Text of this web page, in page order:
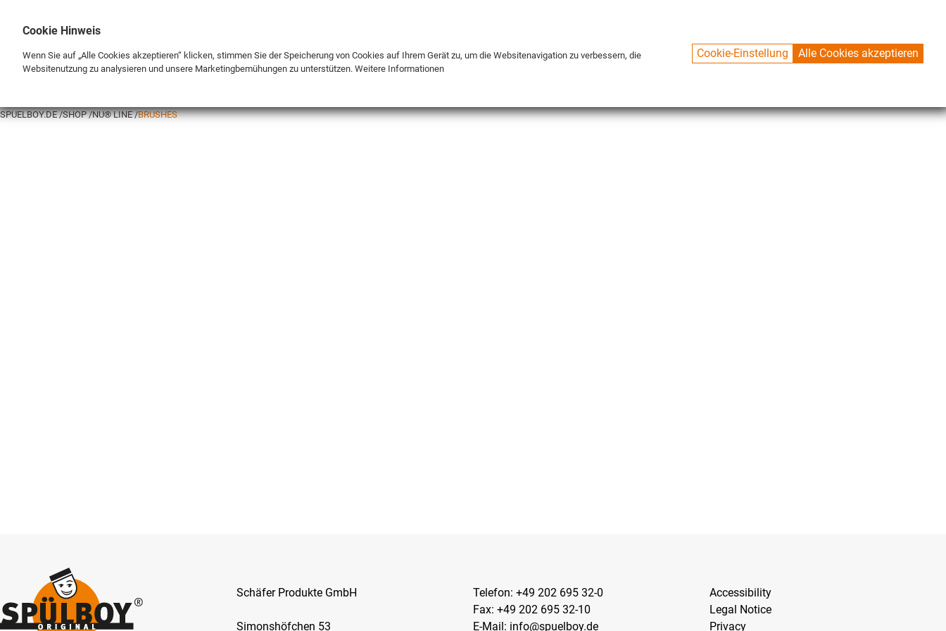
SPUELBOY.DE SHOP NU® LINE BRUSHES
Schäfer Produkte GmbH
Simonshöfchen 53
Telefon: +49 202 695 32-0
Fax: +49 202 695 32-10
E-Mail: info@spuelboy.de
Accessibility
Legal Notice
Privacy
Cookie Hinweis
Wenn Sie auf „Alle Cookies akzeptieren“ klicken, stimmen Sie der Speicherung von Cookies auf Ihrem Gerät zu, um die Websitenavigation zu verbessern, die
Websitenutzung zu analysieren und unsere Marketingbemühungen zu unterstützen. Weitere Informationen
Cookie-Einstellung Alle Cookies akzeptieren